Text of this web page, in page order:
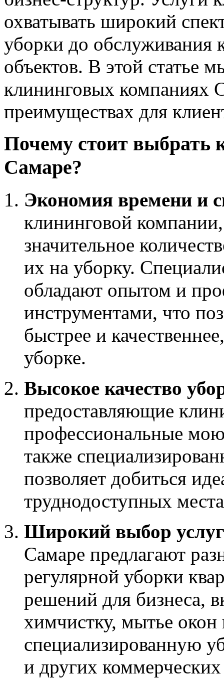
охватывать широкий
уборки до обслуживания
объектов. В этой статье
клининговых компаниях
преимуществах для
Почему стоит выбрать
Самаре?
Экономия времени и
клининговой
значительное
их на уборку.
обладают опытом и
инструментами, что
быстрее и
уборке.
Высокое качество
предоставляющие
профессиональные
также
позволяет добиться
труднодоступных
Широкий выбор услуг
Самаре предлагают
регулярной уборки
решений для бизнеса,
химчистку, мытье окон
специализированную
и других коммерческих